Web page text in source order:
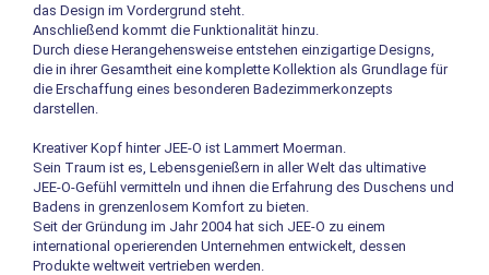
das Design im Vordergrund steht.
Anschließend kommt die Funktionalität hinzu.
Durch diese Herangehensweise entstehen einzigartige Designs,
die in ihrer Gesamtheit eine komplette Kollektion als Grundlage für
die Erschaffung eines besonderen Badezimmerkonzepts
darstellen.
Kreativer Kopf hinter JEE-O ist Lammert Moerman.
Sein Traum ist es, Lebensgenießern in aller Welt das ultimative
JEE-O-Gefühl vermitteln und ihnen die Erfahrung des Duschens und
Badens in grenzenlosem Komfort zu bieten.
Seit der Gründung im Jahr 2004 hat sich JEE-O zu einem
international operierenden Unternehmen entwickelt, dessen
Produkte weltweit vertrieben werden.